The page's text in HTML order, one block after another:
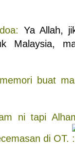
Ya Allah,
Malaysia,
buat
ni tapi
di OT.